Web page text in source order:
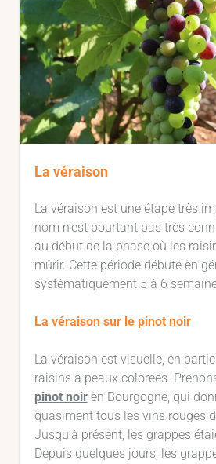
Blog
L’esprit du Blog
L’aventure
Contact
La véraison
La véraison est une étape très
nom n’est pourtant pas très
au début de la phase où les
mûrir. Cette période débute en
systématiquement 5 à 6
La véraison sur le pinot noir
La véraison est visuelle, en
raisins à peaux colorées.
pinot noiren Bourgogne, qui
quasiment tous les vins rouges
Jusqu’à présent, les grappes
Depuis quelques jours, les